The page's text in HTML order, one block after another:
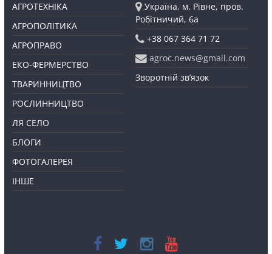
АГРОТЕХНІКА
АГРОПОЛІТИКА
АГРОПРАВО
ЕКО-ФЕРМЕРСТВО
ТВАРИННИЦТВО
РОСЛИННИЦТВО
ЛЯ СЕЛО
БЛОГИ
ФОТОГАЛЕРЕЯ
ІНШЕ
Україна, м. Рівне, пров.
Робітничий, 6а
+38 067 364 71 72
agroc.news@gmail.com
Зворотній зв’язок